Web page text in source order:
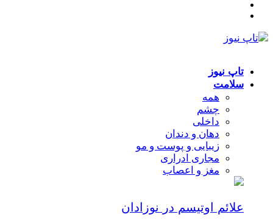
تاپ نیوز
سلامت
همه
چشم
داخلی
دهان و دندان
زیبایی و پوست و مو
مجاری ادراری
مغز و اعصاب
علائم اوتیسم در نوزادان